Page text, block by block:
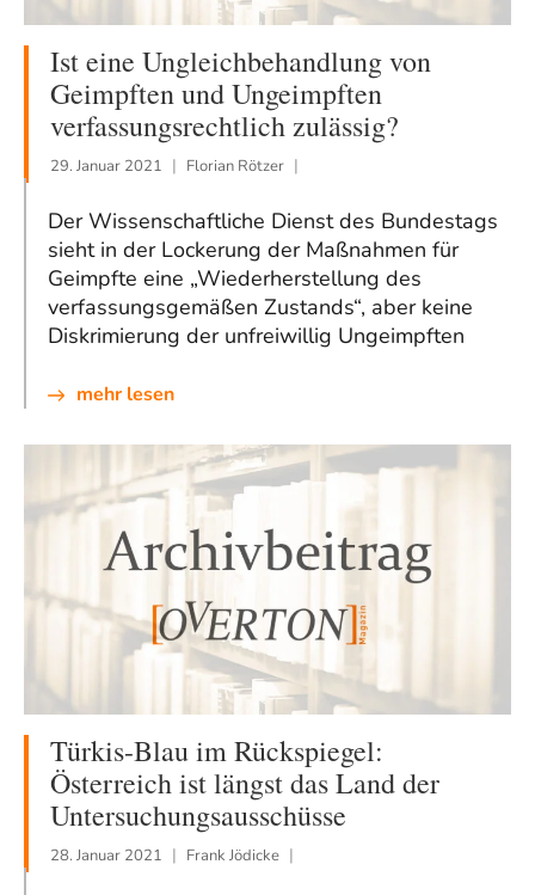
Ist eine Ungleichbehandlung von
Geimpften und Ungeimpften
verfassungsrechtlich zulässig?
29. Januar 2021 Florian Rötzer
Der Wissenschaftliche Dienst des Bundestags
sieht in der Lockerung der Maßnahmen für
Geimpfte eine „Wiederherstellung des
verfassungsgemäßen Zustands“, aber keine
Diskrimierung der unfreiwillig Ungeimpften
mehr lesen
Türkis-Blau im Rückspiegel:
Österreich ist längst das Land der
Untersuchungsausschüsse
28. Januar 2021 Frank Jödicke